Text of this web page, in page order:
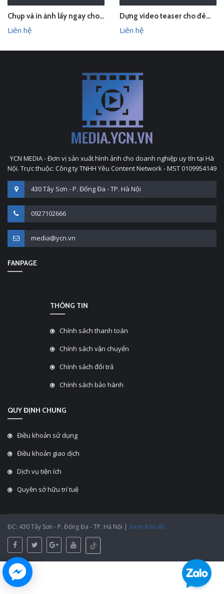
Chụp và in ảnh lấy ngay cho Huyndai Lam Kinh
Liên hệ
Dựng video teaser cho đêm countdown tại Phong Nha - Quảng Bình
Liên hệ
YCN MEDIA - Đơn vị sản xuất hình ảnh cho doanh nghiệp uy tín tại Hà
Nội. Trực thuộc: Công ty TNHH Yêu Content Network - MST 0109954149
430 Tây Sơn - P. Đống Đa - TP. Hà Nội
0927102666
media@ycn.vn
FANPAGE
THÔNG TIN
Chính sách thanh toán
Chính sách vận chuyển
Chính sách đổi trả
Chính sách bảo hành
QUY ĐỊNH CHUNG
Điều khoản sử dụng
Điều khoản giao dịch
Dịch vụ tiện ích
Quyền sở hữu trí tuệ
ĐC: 430 Tây Sơn - P. Đống Đa - TP. Hà Nội | Xem Bản đồ